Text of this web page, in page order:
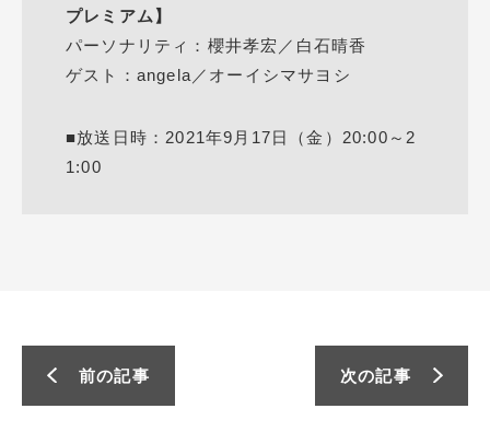
プレミアム】
パーソナリティ：櫻井孝宏／白石晴香
ゲスト：angela／オーイシマサヨシ
■放送日時：2021年9月17日（金）20:00～2
1:00
前の記事 次の記事